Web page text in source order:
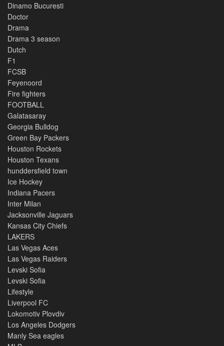
Dinamo Bucuresti
Doctor
Drama
Drama 3 season
Dutch
F1
FCSB
Feyenoord
Fire fighters
FOOTBALL
Galatasaray
Georgia Bulldog
Green Bay Packers
Houston Rockets
Houston Texans
hunddersfield town
Ice Hockey
Indiana Pacers
Inter Milan
Jacksonville Jaguars
Kansas City Chiefs
LAKERS
Las Vegas Aces
Las Vegas Raiders
Levski Sofia
Levski Sofia
Lifestyle
Liverpool FC
Lokomotiv Plovdiv
Los Angeles Dodgers
Manly Sea eagles